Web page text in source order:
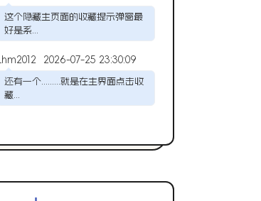
这个隐藏主页面的收藏提示弹窗最
好是系...
Lhm2012 2026-07-25 23:30:09
还有一个.........就是在主界面点击收
藏...